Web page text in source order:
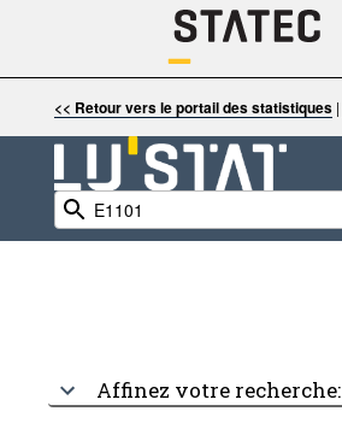
<< Retour vers le portail des statistiques|
Affinez votre recherche: